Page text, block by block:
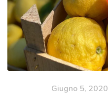
Giugno 5, 2020